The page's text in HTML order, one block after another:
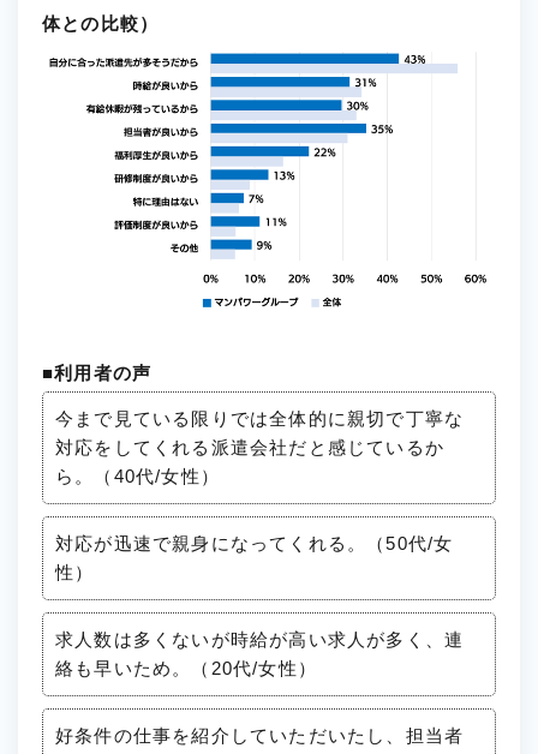
体との比較）
■利用者の声
今まで見ている限りでは全体的に親切で丁寧な
対応をしてくれる派遣会社だと感じているか
ら。（40代/女性）
対応が迅速で親身になってくれる。（50代/女
性）
求人数は多くないが時給が高い求人が多く、連
絡も早いため。（20代/女性）
好条件の仕事を紹介していただいたし、担当者